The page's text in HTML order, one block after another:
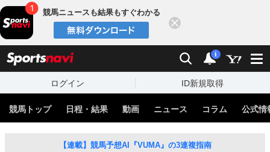
競馬ニュースも結果もすぐわかる
検索 通知
i
ログイン ID新規取得
競馬トップ 日程・結果 動画 ニュース コラム 公式情
【連載】競馬予想AI『VUMA』の3連複指南